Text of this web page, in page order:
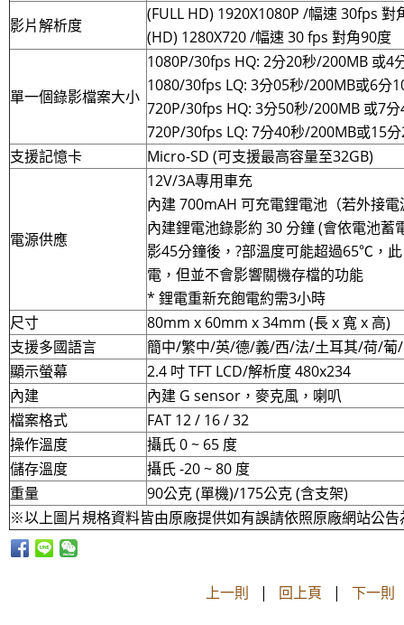
影片解析度
(FULL HD) 1920X1080P /幅速 30fps 對
(HD) 1280X720 /幅速 30 fps 對角90度
單一個錄影檔案大小
1080P/30fps HQ: 2分20秒/200MB 或4
1080/30fps LQ: 3分05秒/200MB或6分
720P/30fps HQ: 3分50秒/200MB 或7
720P/30fps LQ: 7分40秒/200MB或15
支援記憶卡
Micro-SD (可支援最高容量至32GB)
電源供應
12V/3A專用車充
內建 700mAH 可充電鋰電池（若外接
內建鋰電池錄影約 30 分鐘 (會依電池蓄
影45分鐘後，?部溫度可能超過65℃，
電，但並不會影響關機存檔的功能
* 鋰電重新充飽電約需3小時
尺寸
80mm x 60mm x 34mm (長 x 寬 x 高)
支援多國語言
簡中/繁中/英/德/義/西/法/土耳其/荷/葡
顯示螢幕
2.4 吋 TFT LCD/解析度 480x234
內建
內建 G sensor，麥克風，喇叭
檔案格式
FAT 12 / 16 / 32
操作溫度
攝氏 0 ~ 65 度
儲存溫度
攝氏 -20 ~ 80 度
重量
90公克 (單機)/175公克 (含支架)
※以上圖片規格資料皆由原廠提供如有誤請依照原廠網站公
上一則 | 回上頁 | 下一則